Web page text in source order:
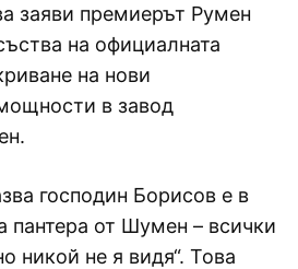
заяви премиерът Румен
на официалната
на нови
в завод
господин Борисов е в
пантера от Шумен – всички
никой не я видя“. Това